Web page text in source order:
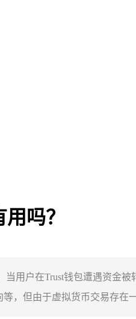
吗？
当用户在Trust钱包遭遇资金
，但由于虚拟货币交易存